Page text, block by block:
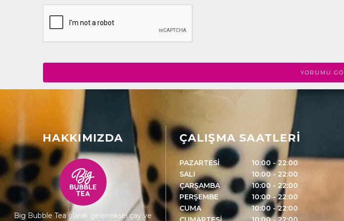
HAKKIMIZDA
Big Bubble Tea olarak geleneksel çay ve
ÇALIŞMA SAATLERİ
PAZARTESİ
SALI
ÇARŞAMBA
PERŞEMBE
CUMA
10:00 - 22:00
10:00 - 22:00
10:00 - 22:00
10:00 - 22:00
10:00 - 22:00